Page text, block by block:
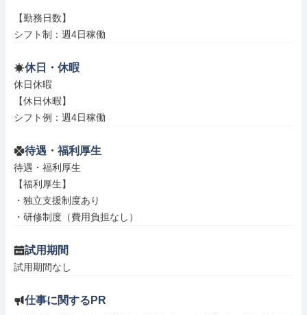
【勤務日数】
シフト制：週4日稼働
休日・休暇
休日休暇
【休日休暇】
シフト例：週4日稼働
待遇・福利厚生
待遇・福利厚生
【福利厚生】
・独立支援制度あり
・研修制度（費用負担なし）
試用期間
試用期間なし
仕事に関するPR